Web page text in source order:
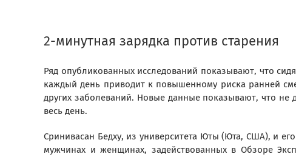
Image
2-минутная зарядка против старения
Ряд опубликованных исследований показывают, что
каждый день приводит к повышенному риска ранней
других заболеваний. Новые данные показывают, что не
весь день.
Сринивасан Бедху, из университета Юты (Юта, США), и
мужчинах и женщинах, задействованных в Обзоре